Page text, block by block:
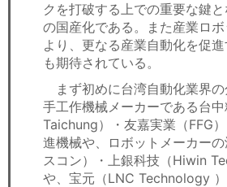
飲食店情報
クを打破する上での重要な鍵
の国産化である。また産業ロ
より、更なる産業自動化を促
も期待されている。
まず初めに台湾自動化業界
手工作機械メーカーである台
Taichung）・友嘉実業（FFG
進機械や、ロボットメーカー
スコン）・上銀科技（Hiwin
や、宝元（LNC Technology